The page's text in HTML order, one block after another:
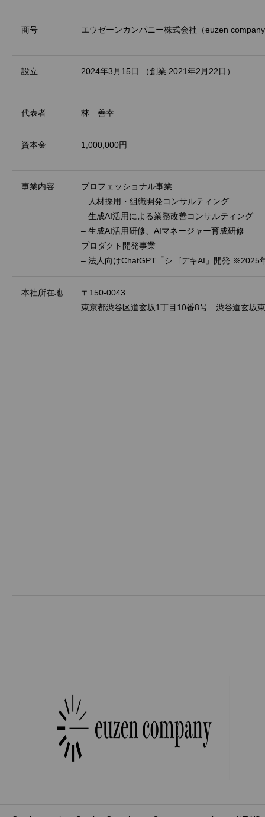
商号 エウゼーンカンパニー株式会社（euzen
設立 2024年3月15日 （創業 2021年2月22日）
代表者 林 善幸
資本金 1,000,000円
事業内容
プロフェッショナル事業
– 人材採用・組織開発コンサルティング
– 生成AI活用による業務改善コンサルティング
– 生成AI活用研修、AIマネージャー育成研修
プロダクト開発事業
– 法人向けChatGPT「シゴデキAI」開発 ※2025
本社所在地
〒150-0043
東京都渋谷区道玄坂1丁目10番8号 渋谷道玄坂